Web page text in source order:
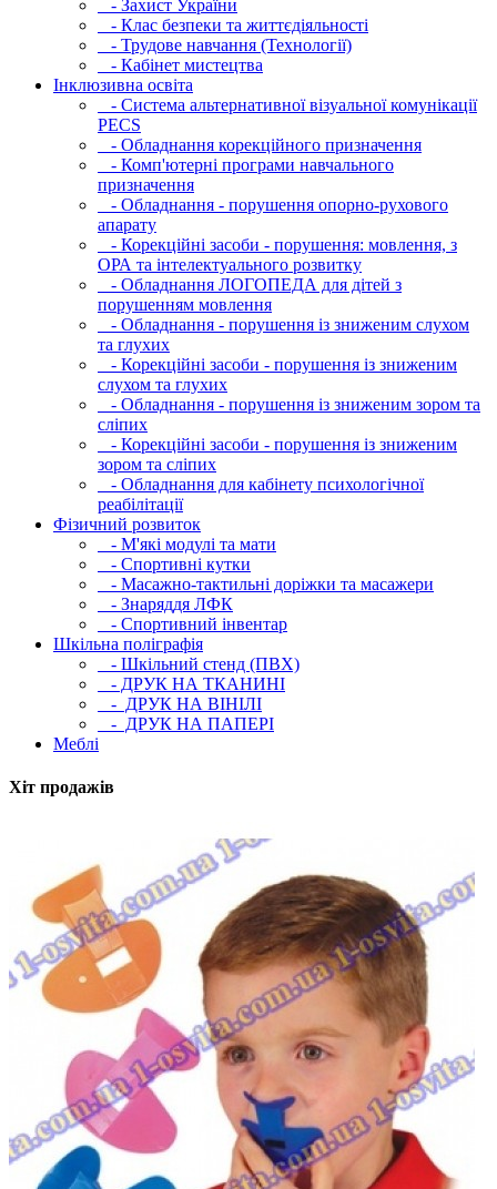
- Захист України
- Клас безпеки та життєдіяльності
- Трудове навчання (Технології)
- Кабінет мистецтва
Інклюзивна освіта
- Система альтернативної візуальної комунікації
PECS
- Обладнання корекційного призначення
- Комп'ютерні програми навчального
призначення
- Обладнання - порушення опорно-рухового
апарату
- Корекційні засоби - порушення: мовлення, з
ОРА та інтелектуального розвитку
- Обладнання ЛОГОПЕДА для дітей з
порушенням мовлення
- Обладнання - порушення із зниженим слухом
та глухих
- Корекційні засоби - порушення із зниженим
слухом та глухих
- Обладнання - порушення із зниженим зором та
сліпих
- Корекційні засоби - порушення із зниженим
зором та сліпих
- Обладнання для кабінету психологічної
реабілітації
Фізичний розвиток
- М'які модулi та мати
- Спортивні кутки
- Масажно-тактильні доріжки та масажери
- Знаряддя ЛФК
- Спортивний інвентар
Шкільна поліграфія
- Шкільний стенд (ПВХ)
- ДРУК НА ТКАНИНІ
- ДРУК НА ВІНІЛІ
- ДРУК НА ПАПЕРІ
Меблі
Хіт продажів